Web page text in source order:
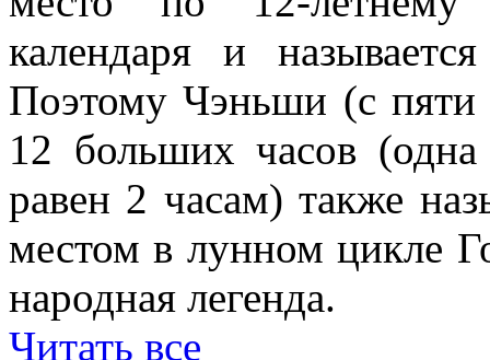
календаря и
Поэтому Чэньши (с пяти
12 больших часов (одна
равен 2 часам) также
местом в лунном цикле
народная легенда.
Читать все